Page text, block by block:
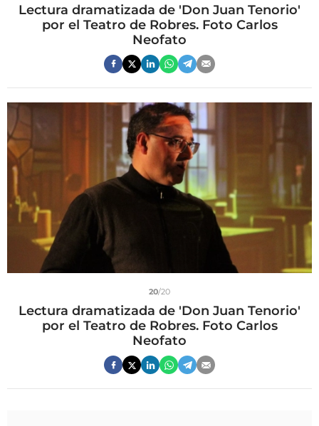
Lectura dramatizada de 'Don Juan Tenorio'
por el Teatro de Robres. Foto Carlos
Neofato
20/20
Lectura dramatizada de 'Don Juan Tenorio'
por el Teatro de Robres. Foto Carlos
Neofato